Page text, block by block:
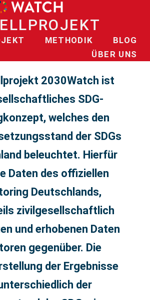
METHODIK
BLOG
ÜBER UNS
2030Watch ist
SDG-
welches den
der SDGs
beleuchtet. Hierfür
Daten des offiziellen
Deutschlands,
zivilgesellschaftlich
und erhobenen Daten
gegenüber. Die
der Ergebnisse
der